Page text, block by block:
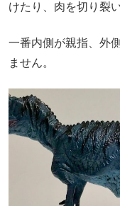
けたり、肉を切り裂
一番内側が親指、外
ません。